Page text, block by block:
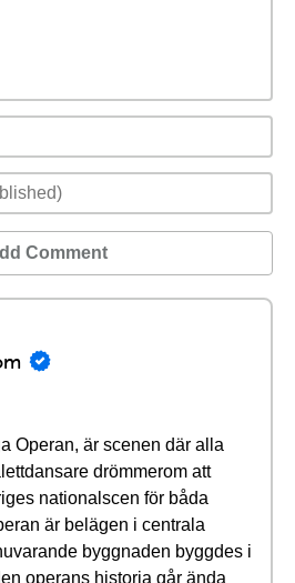
Comment
Operan, är scenen där alla
drömmerom att
nationalscen för båda
är belägen i centrala
byggnaden byggdes i
operans historia går ända